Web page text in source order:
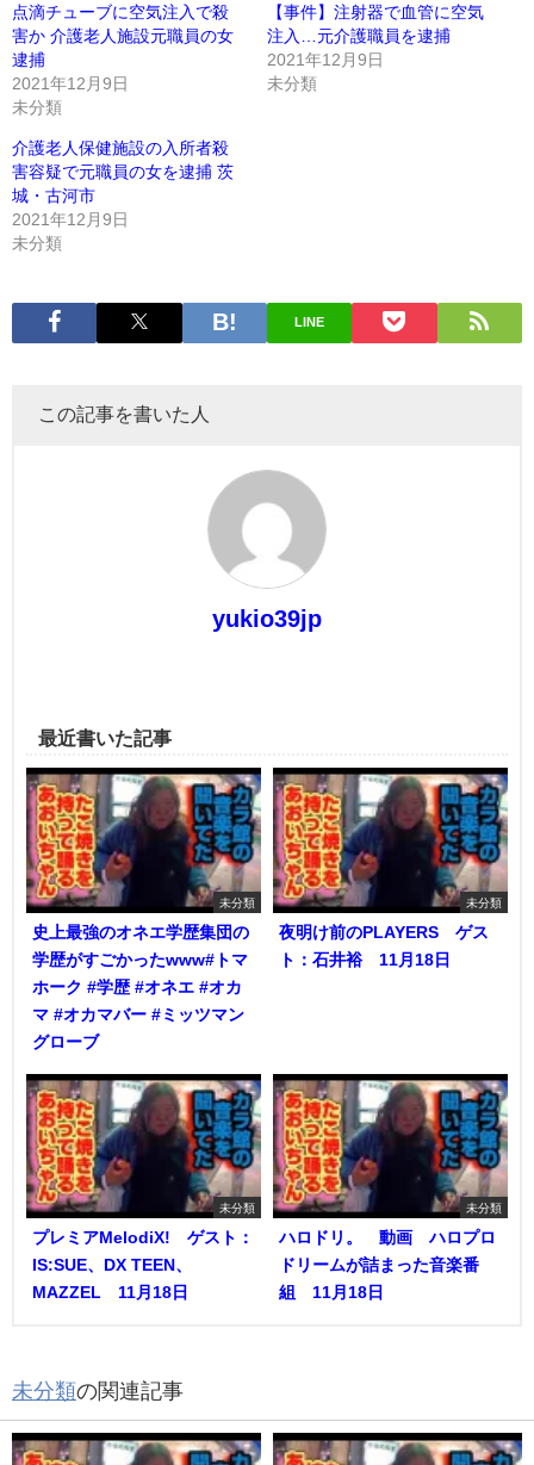
点滴チューブに空気注入で殺
害か 介護老人施設元職員の女
逮捕
2021年12月9日
未分類
【事件】注射器で血管に空気
注入…元介護職員を逮捕
2021年12月9日
未分類
介護老人保健施設の入所者殺
害容疑で元職員の女を逮捕 茨
城・古河市
2021年12月9日
未分類
LINE
この記事を書いた人
yukio39jp
最近書いた記事
未分類
史上最強のオネエ学歴集団の
学歴がすごかったwww#トマ
ホーク #学歴 #オネエ #オカ
マ #オカマバー #ミッツマン
グローブ
未分類
夜明け前のPLAYERS ゲス
ト：石井裕 11月18日
未分類
プレミアMelodiX! ゲスト：
IS:SUE、DX TEEN、
MAZZEL 11月18日
未分類
ハロドリ。 動画 ハロプロ
ドリームが詰まった音楽番
組 11月18日
未分類の関連記事